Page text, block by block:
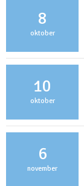
8
oktober
10
oktober
6
november